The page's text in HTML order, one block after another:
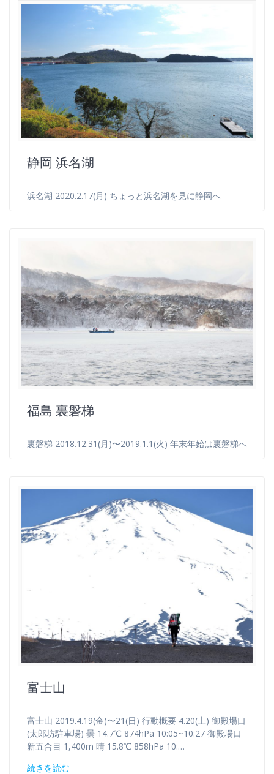
静岡 浜名湖
浜名湖 2020.2.17(月) ちょっと浜名湖を見に静岡へ
福島 裏磐梯
裏磐梯 2018.12.31(月)〜2019.1.1(火) 年末年始は裏磐梯へ
富士山
富士山 2019.4.19(金)〜21(日) 行動概要 4.20(土) 御殿場口
(太郎坊駐車場) 曇 14.7℃ 874hPa 10:05~10:27 御殿場口
新五合目 1,400m 晴 15.8℃ 858hPa 10:…
続きを読む